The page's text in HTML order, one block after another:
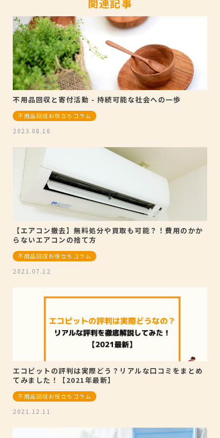
関連記事
不用品回収と寄付活動 - 持続可能な社会への一歩
不用品回収お役立ちコラム
2023.08.16
【エアコン撤去】無料処分や買取も可能？！費用のかか
らないエアコンの捨て方
不用品回収お役立ちコラム
2021.07.12
エコピットの評判は実際どう？リアルな口コミをまとめ
てみました！【2021年最新】
不用品回収お役立ちコラム
2021.12.11